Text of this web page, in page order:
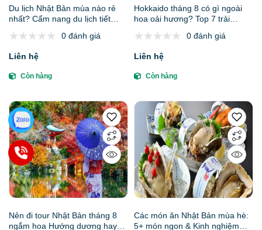
Du lịch Nhật Bản mùa nào rẻ
nhất? Cẩm nang du lịch tiết
0 đánh giá
Liên hệ
Còn hàng
Hokkaido tháng 8 có gì ngoài
hoa oải hương? Top 7 trải
chưa biết
0 đánh giá
Liên hệ
Còn hàng
Nên đi tour Nhật Bản tháng 8
ngắm hoa Hướng dương hay
Các món ăn Nhật Bản mùa hè:
5+ món ngon & Kinh nghiệm